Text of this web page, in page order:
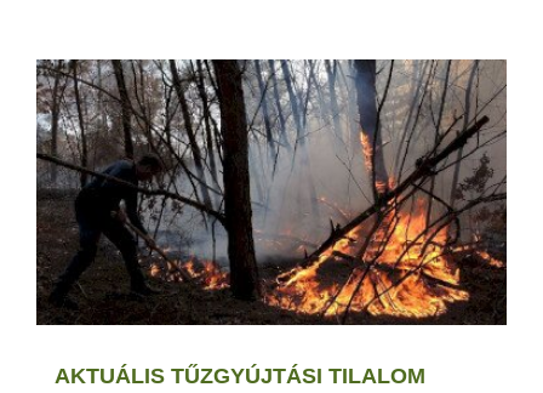
AKTUÁLIS TŰZGYÚJTÁSI TILALOM